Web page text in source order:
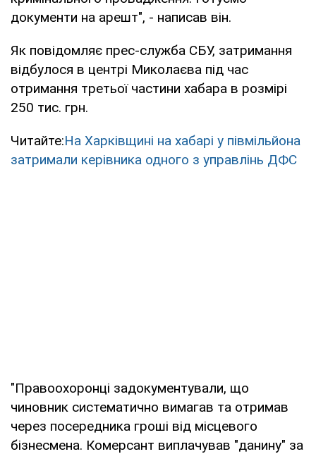
документи на арешт", - написав він.
Як повідомляє прес-служба СБУ, затримання
відбулося в центрі Миколаєва під час
отримання третьої частини хабара в розмірі
250 тис. грн.
Читайте:На Харківщині на хабарі у півмільйона
затримали керівника одного з управлінь ДФС
"Правоохоронці задокументували, що
чиновник систематично вимагав та отримав
через посередника гроші від місцевого
бізнесмена. Комерсант виплачував "данину" за